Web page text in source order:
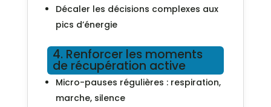
Décaler les décisions complexes aux
pics d’énergie
4. Renforcer les moments
de récupération active
Micro-pauses régulières : respiration,
marche, silence